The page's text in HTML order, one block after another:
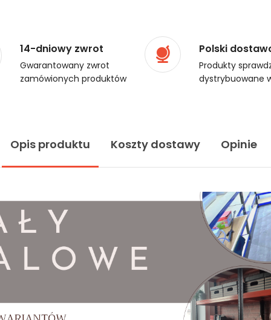
14-dniowy zwrot
Gwarantowany zwrot
zamówionych produktów
Polski
Produkty
dystrybuowane
Opis produktu Koszty dostawy Opinie